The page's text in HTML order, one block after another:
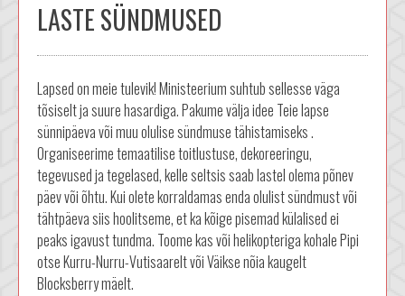
LASTE SÜNDMUSED
Lapsed on meie tulevik! Ministeerium suhtub sellesse väga
tõsiselt ja suure hasardiga. Pakume välja idee Teie lapse
sünnipäeva või muu olulise sündmuse tähistamiseks .
Organiseerime temaatilise toitlustuse, dekoreeringu,
tegevused ja tegelased, kelle seltsis saab lastel olema põnev
päev või õhtu. Kui olete korraldamas enda olulist sündmust või
tähtpäeva siis hoolitseme, et ka kõige pisemad külalised ei
peaks igavust tundma. Toome kas või helikopteriga kohale Pipi
otse Kurru-Nurru-Vutisaarelt või Väikse nõia kaugelt
Blocksberry mäelt.